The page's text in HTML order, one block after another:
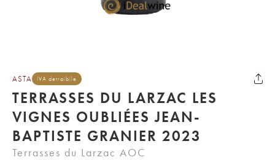
ASTA IVA detraibile
TERRASSES DU LARZAC LES
VIGNES OUBLIÉES JEAN-
BAPTISTE GRANIER 2023
Terrasses du Larzac AOC